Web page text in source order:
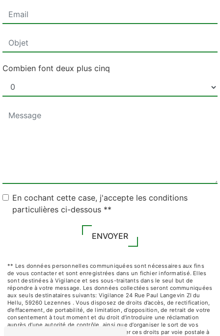
Combien font deux plus cinq
En cochant cette case, j'accepte les conditions
particulières ci-dessous **
ENVOYER
** Les données personnelles communiquées sont nécessaires aux fins
de vous contacter et sont enregistrées dans un fichier informatisé. Elles
sont destinées à Vigilance et ses sous-traitants dans le seul but de
répondre à votre message. Les données collectées seront communiquées
aux seuls destinataires suivants: Vigilance 24 Rue Paul Langevin ZI du
Hellu, 59260 Lezennes . Vous disposez de droits d’accès, de rectification,
d’effacement, de portabilité, de limitation, d’opposition, de retrait de votre
consentement à tout moment et du droit d’introduire une réclamation
auprès d’une autorité de contrôle, ainsi que d’organiser le sort de vos
données post-mortem. Vous pouvez exercer ces droits par voie postale à